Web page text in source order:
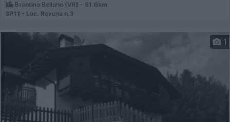
Brentino Belluno (VR) - 61.6km
SP11 - Loc. Revena n.3
1